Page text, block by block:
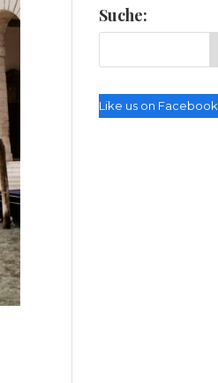
Suche:
Like us on Facebook